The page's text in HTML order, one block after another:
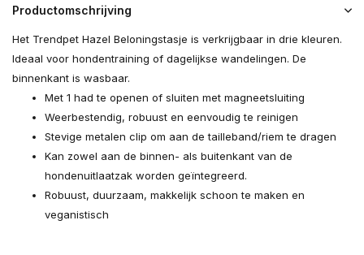
Productomschrijving
Het Trendpet Hazel Beloningstasje is verkrijgbaar in drie kleuren.
Ideaal voor hondentraining of dagelijkse wandelingen. De
binnenkant is wasbaar.
Met 1 had te openen of sluiten met magneetsluiting
Weerbestendig, robuust en eenvoudig te reinigen
Stevige metalen clip om aan de tailleband/riem te dragen
Kan zowel aan de binnen- als buitenkant van de
hondenuitlaatzak worden geïntegreerd.
Robuust, duurzaam, makkelijk schoon te maken en
veganistisch